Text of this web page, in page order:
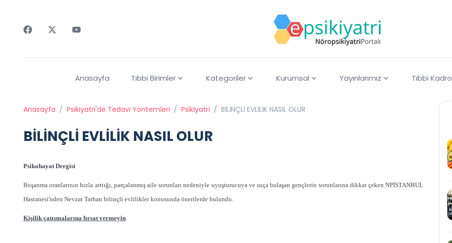
Anasayfa Tıbbi Birimler Kategoriler Kurumsal Yayınlarımız Tıbbi Kadro
Anasayfa / Psikiyatri'de Tedavi Yöntemleri / Psikiyatri / BİLİNÇLİ EVLİLİK NASIL OLUR
BİLİNÇLİ EVLİLİK NASIL OLUR
Psikohayat Dergisi
Boşanma oranlarının hızla arttığı, parçalanmış aile sorunları nedeniyle uyuşturucuya ve suça bulaşan gençlerin sorunlarına dikkat çeken NPİSTANBUL
Hastanesi'nden Nevzat Tarhan bilinçli evlilikler konusunda önerilerde bulundu.
Kişilik çatışmalarına fırsat vermeyin